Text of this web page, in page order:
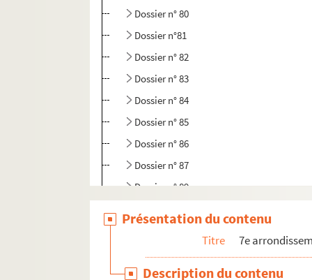
Dossier n° 80
Dossier n°81
Dossier n° 82
Dossier n° 83
Dossier n° 84
Dossier n° 85
Dossier n° 86
Dossier n° 87
Dossier n° 89
Dossier n° 93
Présentation du contenu
Titre 7e
Description du contenu